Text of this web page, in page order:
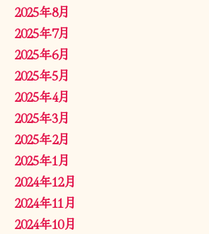
2025年8月
2025年7月
2025年6月
2025年5月
2025年4月
2025年3月
2025年2月
2025年1月
2024年12月
2024年11月
2024年10月